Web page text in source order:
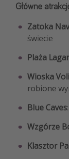
Główne
Zatoka
świecie
Plaża
Wioska
robione
Blue Caves
Wzgórze
Klasztor